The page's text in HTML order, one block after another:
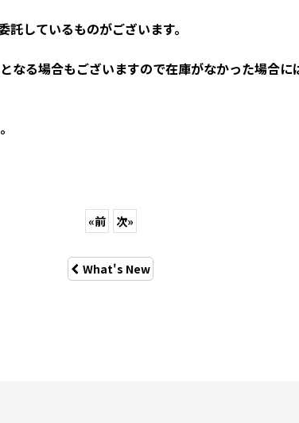
しているものがございます。
る場合もございますので在庫がなかった場合
«前 次»
What's New